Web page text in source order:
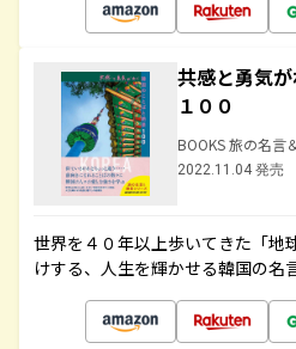
共感と勇気
１００
BOOKS 旅の名言
2022.11.04 発売
世界を４０年以上歩いてきた「地
けする、人生を輝かせる韓国の名